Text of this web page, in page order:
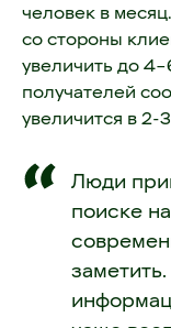
человек в
со стороны
увеличить до
получателей
увеличится в 2-
Люди
поиске